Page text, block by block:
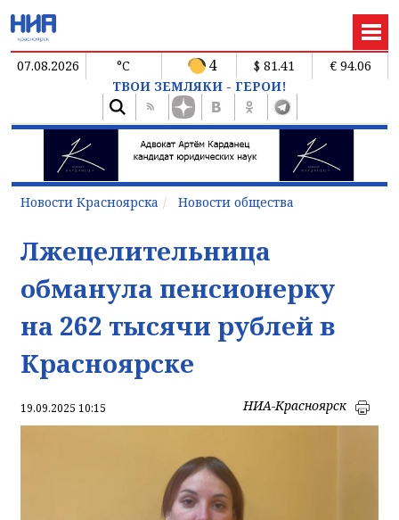
07.08.2026 °C 4 $ 81.41
€ 94.06
ТВОИ ЗЕМЛЯКИ - ГЕРОИ!
Новости Красноярска Новости общества
Лжецелительница
обманула пенсионерку
на 262 тысячи рублей в
Красноярске
19.09.2025 10:15 НИА-Красноярск